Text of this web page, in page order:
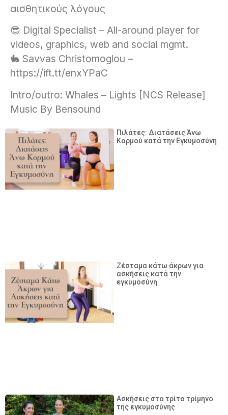
αισθητικούς λόγους
😎 Digital Specialist – All-around player for
videos, graphics, web and social mgmt.
🐇 Savvas Christomoglou –
https://ift.tt/enxYPaC
Intro/outro: Whales – Lights [NCS Release]
Music By Bensound
Πιλάτες: Διατάσεις Άνω
Κορμού κατά την Εγκυμοσύνη
Ζέσταμα κάτω άκρων για
ασκήσεις κατά την
εγκυμοσύνη
Ασκήσεις στο τρίτο τρίμηνο
της εγκυμοσύνης